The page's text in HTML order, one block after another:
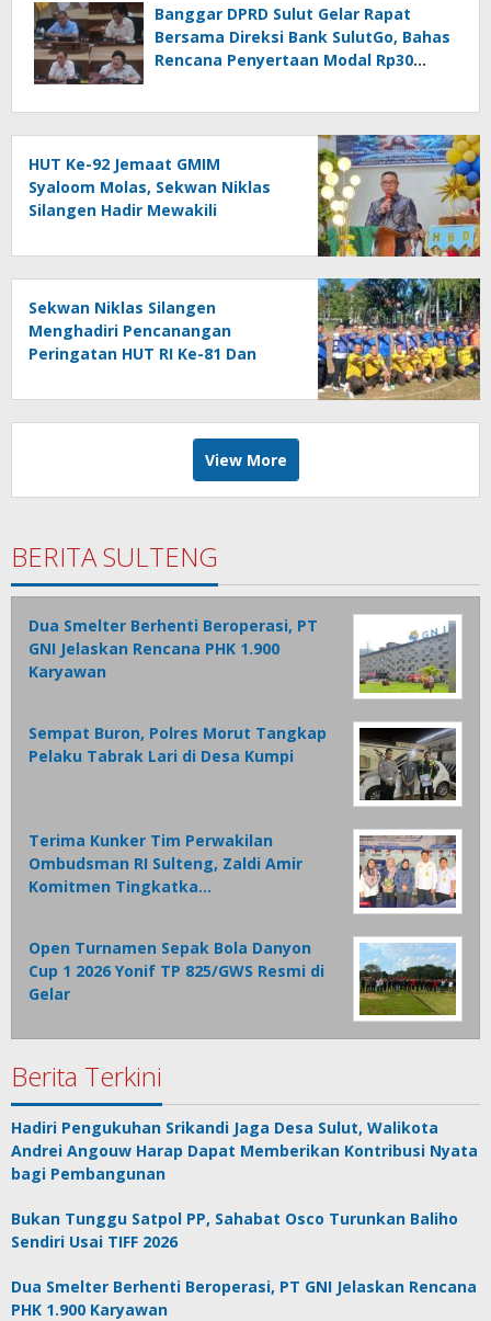
Berikan Ucapan Selamat
Banggar DPRD Sulut Gelar Rapat
Bersama Direksi Bank SulutGo, Bahas
Rencana Penyertaan Modal Rp30
HUT Ke-92 Jemaat GMIM
Syaloom Molas, Sekwan Niklas
Silangen Hadir Mewakili
Sekwan Niklas Silangen
Menghadiri Pencanangan
Peringatan HUT RI Ke-81 Dan
Gubernur Fun Game Mini Soccer
Melawan Tim Kodam XIII
View More
BERITA SULTENG
Dua Smelter Berhenti Beroperasi, PT
GNI Jelaskan Rencana PHK 1.900
Karyawan
Sempat Buron, Polres Morut Tangkap
Pelaku Tabrak Lari di Desa Kumpi
Terima Kunker Tim Perwakilan
Ombudsman RI Sulteng, Zaldi Amir
Komitmen Tingkatka…
Open Turnamen Sepak Bola Danyon
Cup 1 2026 Yonif TP 825/GWS Resmi di
Gelar
Berita Terkini
Hadiri Pengukuhan Srikandi Jaga Desa Sulut, Walikota
Andrei Angouw Harap Dapat Memberikan Kontribusi Nyata
bagi Pembangunan
Bukan Tunggu Satpol PP, Sahabat Osco Turunkan Baliho
Sendiri Usai TIFF 2026
Dua Smelter Berhenti Beroperasi, PT GNI Jelaskan Rencana
PHK 1.900 Karyawan